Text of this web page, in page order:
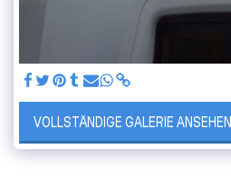
VOLLSTÄNDIGE GALERIE ANSEHEN